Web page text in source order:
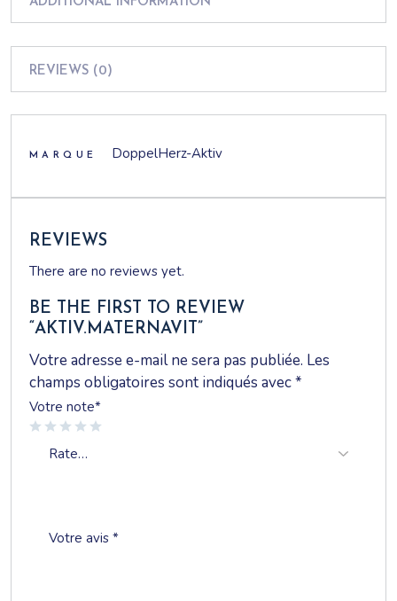
1 capsule par jour
REVIEWS (0)
MARQUE DoppelHerz-Aktiv
REVIEWS
There are no reviews yet.
BE THE FIRST TO REVIEW
“AKTIV.MATERNAVIT”
Votre adresse e-mail ne sera pas publiée. Les
champs obligatoires sont indiqués avec*
Votre note*